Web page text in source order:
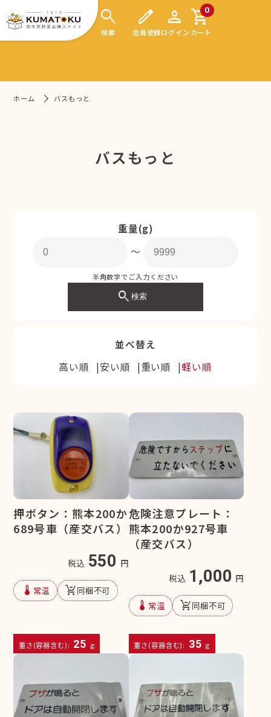
search
検索
edit
会員登録
person
ログイン
0
shopping_cart
カート
ホーム バスもっと
バスもっと
重量(g)
〜
半角数字でご入力ください
search検索
並べ替え
高い順
安い順 重い順 軽い順
押ボタン：熊本200か
689号車（産交バス）
税込 550 円
device_thermostat 常温 remove_shopping_cart同梱不可
重さ(容器含む): 25 g
危険注意プレート：
熊本200か927号車
（産交バス）
税込 1,000 円
device_thermostat 常温 remove_shopping_cart同梱不可
重さ(容器含む): 35 g